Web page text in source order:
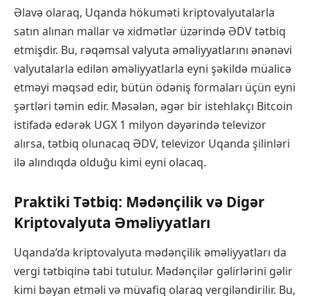
Əlavə olaraq, Uqanda hökuməti kriptovalyutalarla
satın alınan mallar və xidmətlər üzərində ƏDV tətbiq
etmişdir. Bu, rəqəmsal valyuta əməliyyatlarını ənənəvi
valyutalarla edilən əməliyyatlarla eyni şəkildə müalicə
etməyi məqsəd edir, bütün ödəniş formaları üçün eyni
şərtləri təmin edir. Məsələn, əgər bir istehlakçı Bitcoin
istifadə edərək UGX 1 milyon dəyərində televizor
alırsa, tətbiq olunacaq ƏDV, televizor Uqanda şilinləri
ilə alındıqda olduğu kimi eyni olacaq.
Praktiki Tətbiq: Mədənçilik və Digər
Kriptovalyuta Əməliyyatları
Uqanda’da kriptovalyuta mədənçilik əməliyyatları da
vergi tətbiqinə tabi tutulur. Mədənçilər gəlirlərini gəlir
kimi bəyan etməli və müvafiq olaraq vergiləndirilir. Bu,